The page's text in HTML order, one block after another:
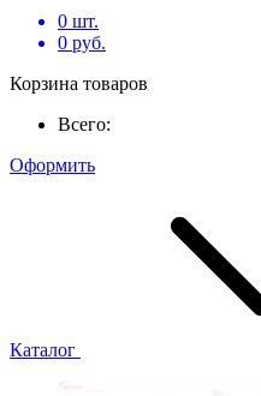
0 шт.
0 руб.
Корзина товаров
Всего:
Оформить
Каталог